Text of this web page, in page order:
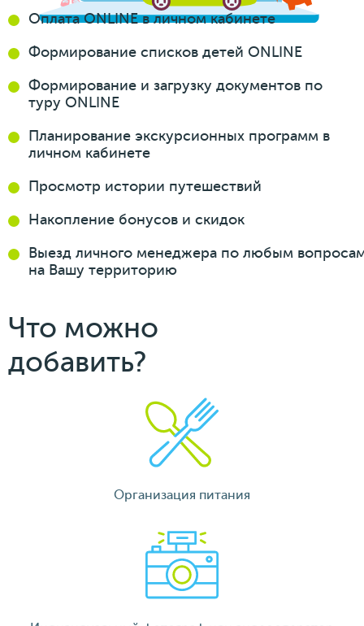
Автобусная экскурсия по переулкам, улицам и
московским проспектам с "причалами" для знакомства
обожает познавать новое. Экскурсионное бюро в
Москве предоставляет возможность подобрать
городу – индивидуально или групповой тур.
Оплата ONLINEв личном кабинете
Формирование списков детей ONLINE
Формирование и загрузку документов по
туру ONLINE
Планирование экскурсионных программ в
личном кабинете
Просмотр истории путешествий
Накопление бонусов и скидок
Выезд личного менеджера по любым
на Вашу территорию
Что можно
добавить?
Организация питания